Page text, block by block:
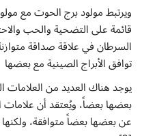
ويرتبط مولود برج الحوت مع
قائمة على التضحية والحب
السرطان في علاقة صداقة
توافق الأبراج الصينية مع بعضها
يوجد هناك العديد من العلامات